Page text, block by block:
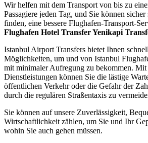
Wir helfen mit dem Transport von bis zu
Passagiere jeden Tag, und Sie können
finden, eine bessere Flughafen-Transport-
Flughafen Hotel Transfer Yenikapi
Istanbul Airport Transfers bietet Ihnen
Möglichkeiten, um und von Istanbul
mit minimaler Aufregung zu bekommen. Mit
Dienstleistungen können Sie die lästige
öffentlichen Verkehr oder die Gefahr der
durch die regulären Straßentaxis zu
Sie können auf unsere Zuverlässigkeit,
Wirtschaftlichkeit zählen, um Sie und Ihr
wohin Sie auch gehen müssen.